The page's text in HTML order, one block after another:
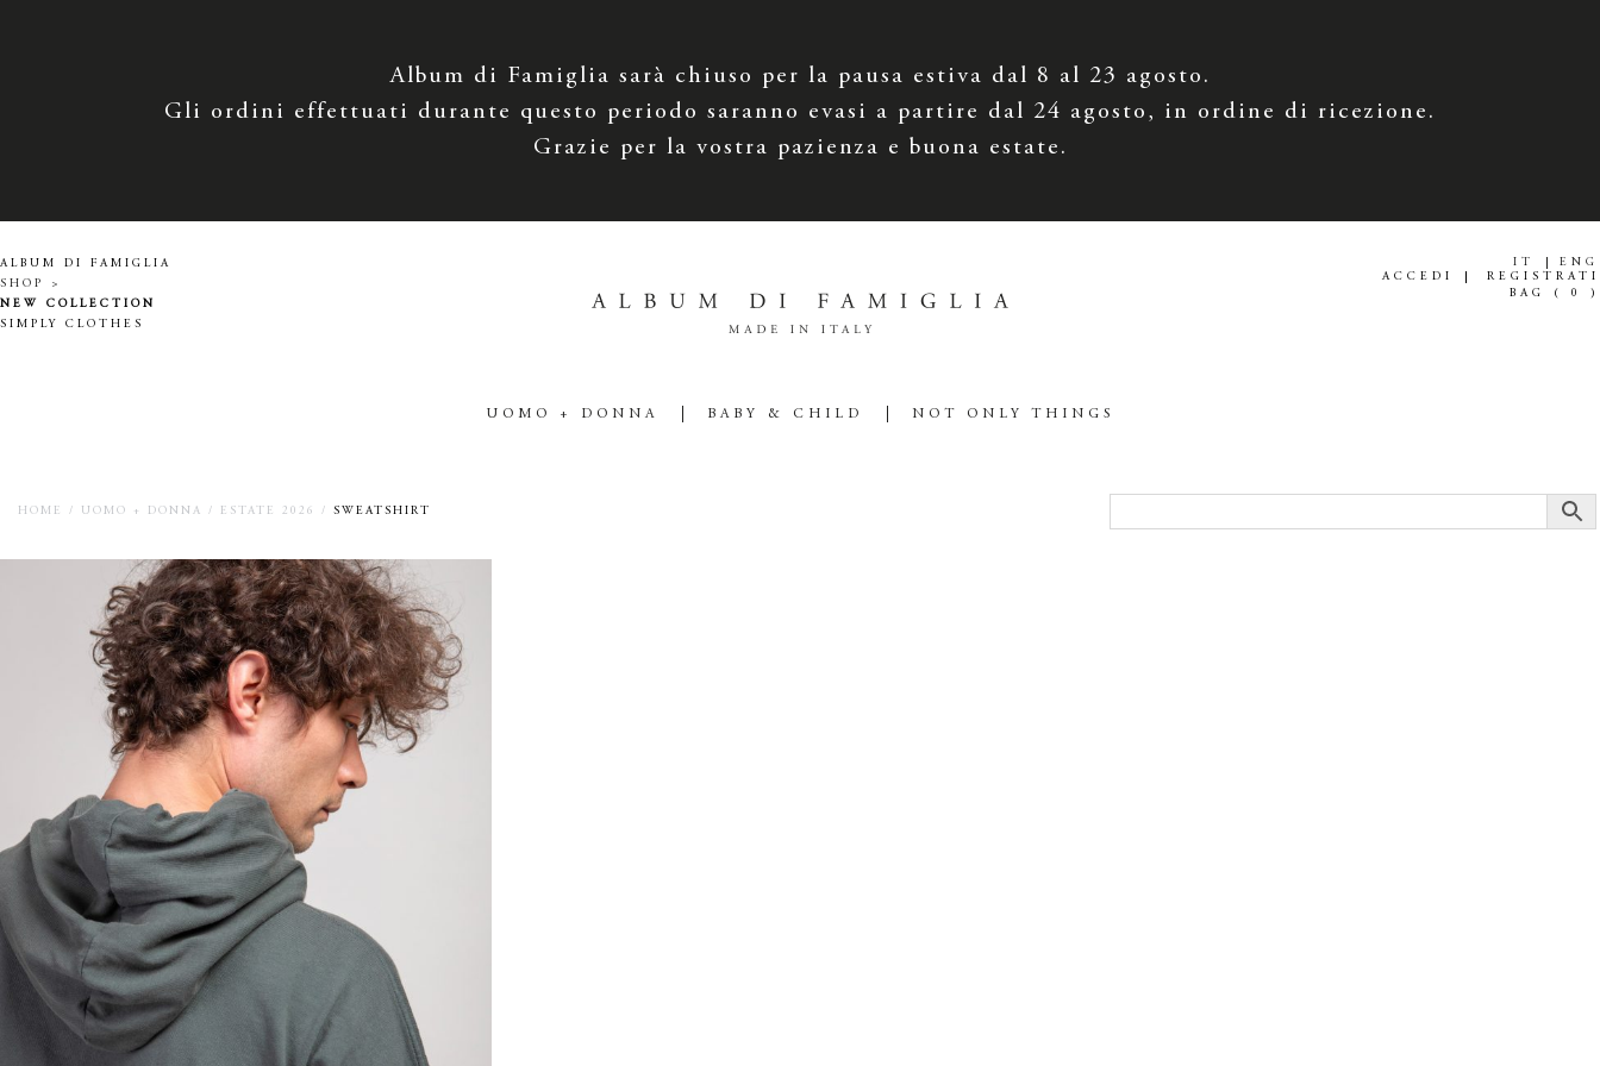
Album di Famiglia sarà chiuso per la pausa estiva dal 8 al 23 agosto.
Gli ordini effettuati durante questo periodo saranno evasi a partire dal 24 agosto, in ordine di ricezione.
Grazie per la vostra pazienza e buona estate.
ALBUM DI FAMIGLIA
SHOP >
NEW COLLECTION
SIMPLY CLOTHES
IT
ENG
ACCEDI
REGISTRATI
BAG (
0 )
UOMO + DONNA BABY & CHILD NOT ONLY THINGS
HOME / UOMO + DONNA / ESTATE 2026 / SWEATSHIRT